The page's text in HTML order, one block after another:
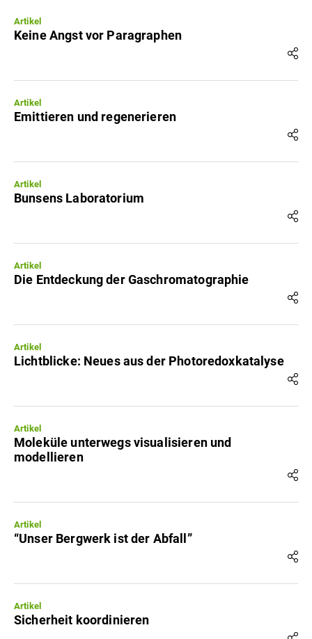
Artikel
Keine Angst vor Paragraphen
Artikel
Emittieren und regenerieren
Artikel
Bunsens Laboratorium
Artikel
Die Entdeckung der Gaschromatographie
Artikel
Lichtblicke: Neues aus der Photoredoxkatalyse
Artikel
Moleküle unterwegs visualisieren und
modellieren
Artikel
“Unser Bergwerk ist der Abfall”
Artikel
Sicherheit koordinieren